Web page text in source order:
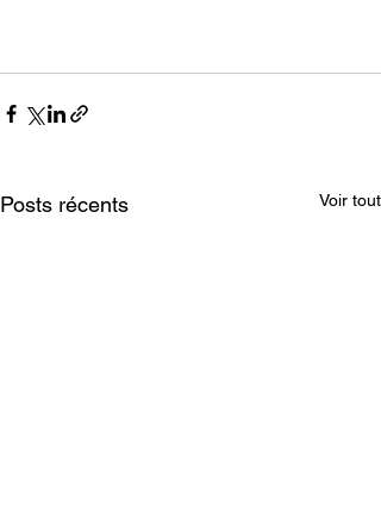
Posts récents Voir tout